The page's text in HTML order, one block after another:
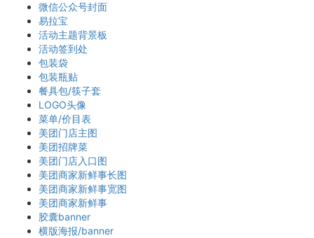
微信公众号封面
易拉宝
活动主题背景板
活动签到处
包装袋
包装瓶贴
餐具包/筷子套
LOGO头像
菜单/价目表
美团门店主图
美团招牌菜
美团门店入口图
美团商家新鲜事长图
美团商家新鲜事宽图
美团商家新鲜事
胶囊banner
横版海报/banner